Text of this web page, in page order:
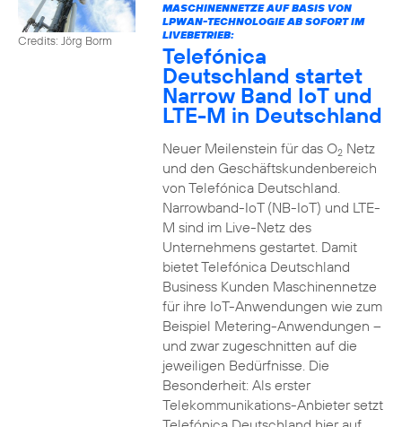
Credits: Jörg Borm
MASCHINENNETZE AUF BASIS VON
LPWAN-TECHNOLOGIE AB SOFORT IM
LIVEBETRIEB:
Telefónica
Deutschland startet
Narrow Band IoT und
LTE-M in Deutschland
Neuer Meilenstein für das O2Netz
und den Geschäftskundenbereich
von Telefónica Deutschland.
Narrowband-IoT (NB-IoT) und LTE-
M sind im Live-Netz des
Unternehmens gestartet. Damit
bietet Telefónica Deutschland
Business Kunden Maschinennetze
für ihre IoT-Anwendungen wie zum
Beispiel Metering-Anwendungen –
und zwar zugeschnitten auf die
jeweiligen Bedürfnisse. Die
Besonderheit: Als erster
Telekommunikations-Anbieter setzt